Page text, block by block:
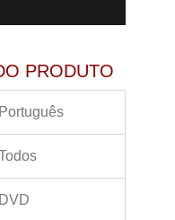
PRODUTO
Português
DVD